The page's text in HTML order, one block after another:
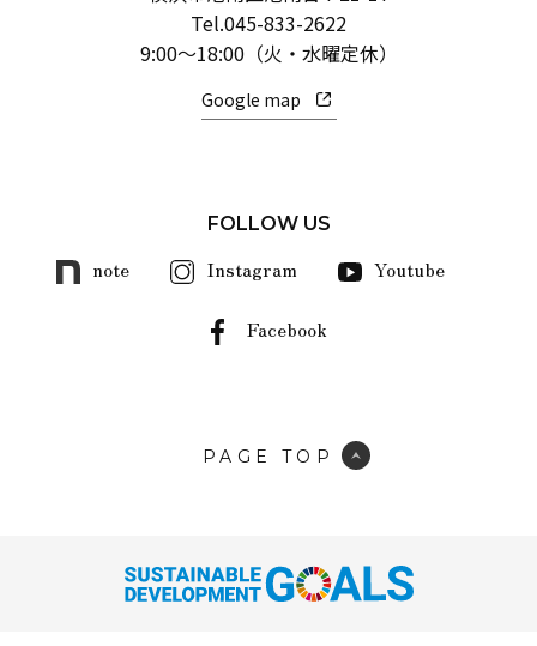
Tel.045-833-2622
9:00～18:00（火・水曜定休）
Google map
FOLLOW US
note Instagram Youtube
Facebook
PAGE TOP